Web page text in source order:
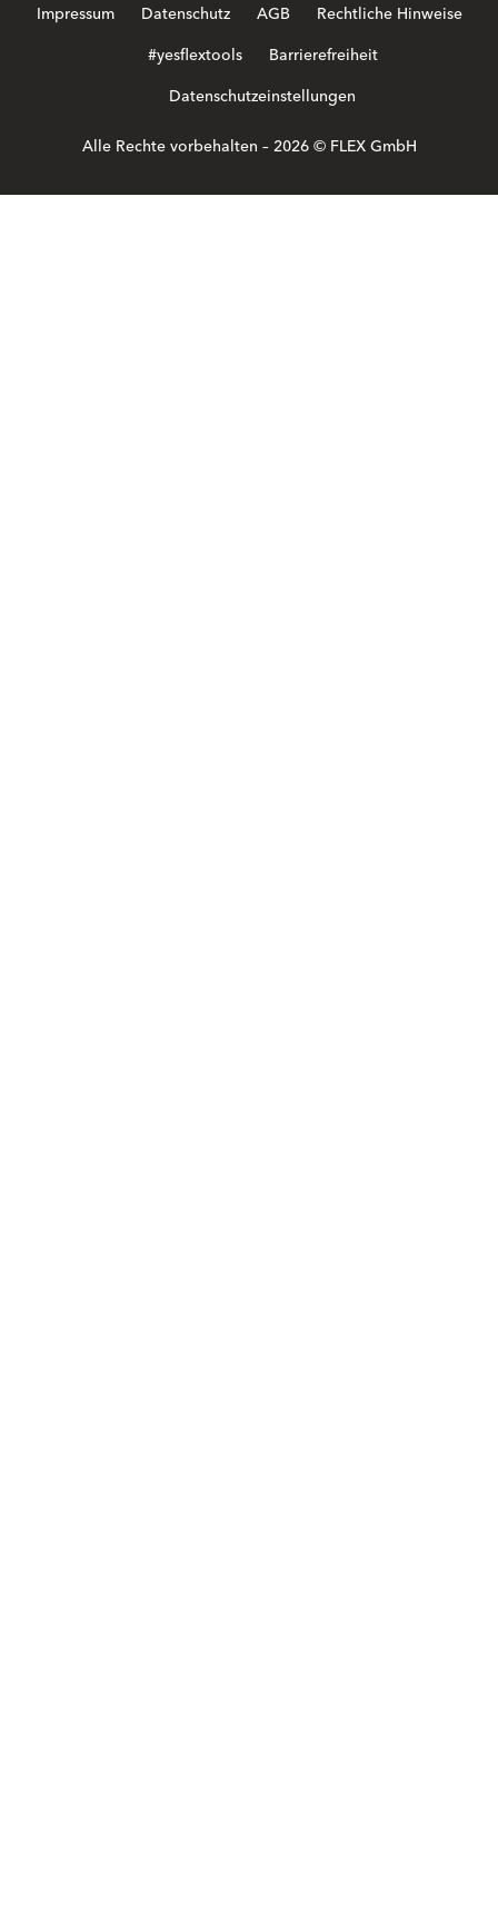
Impressum Datenschutz AGB
Rechtliche Hinweise
#yesflextools
Barrierefreiheit
Datenschutzeinstellungen
Alle Rechte vorbehalten – 2026 © FLEX GmbH